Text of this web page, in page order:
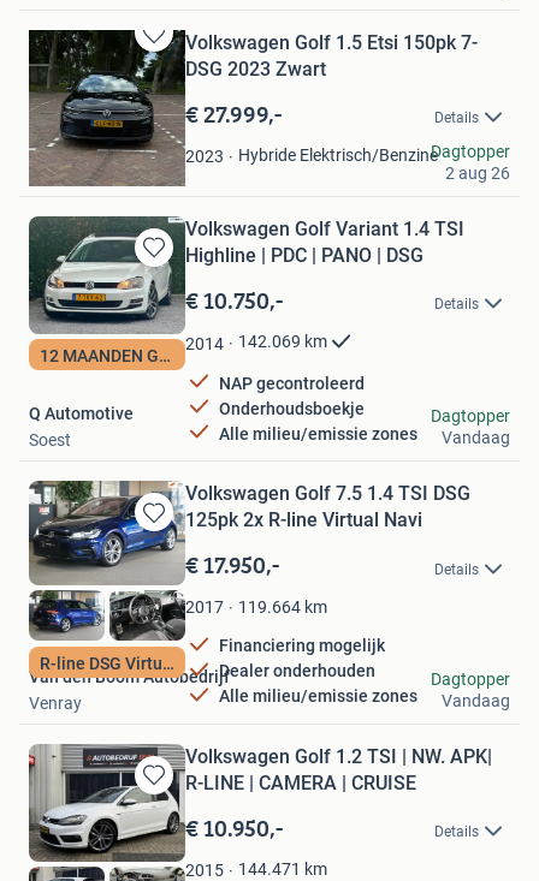
Bewaren
in
Mijn
Favorieten
Volkswagen Golf 1.5 Etsi 150pk 7-
DSG 2023 Zwart
€ 27.999,- Details
2023 Hybride Elektrisch/Benzine
Yusuf Demir
Amsterdam
Dagtopper
2 aug 26
Bewaren
in
Mijn
Favorieten
12 MAANDEN GARANTY
Volkswagen Golf Variant 1.4 TSI
Highline | PDC | PANO | DSG
€ 10.750,- Details
2014 142.069 km
NAP gecontroleerd
Onderhoudsboekje
Alle milieu/emissie zones
Q Automotive
Soest
Dagtopper
Vandaag
Bewaren
in
Favorieten
R-line DSG Virtual
Volkswagen Golf 7.5 1.4 TSI DSG
125pk 2x R-line Virtual Navi
€ 17.950,- Details
2017 119.664 km
Financiering mogelijk
Dealer onderhouden
Alle milieu/emissie zones
Van den Boom Autobedrijf
Venray
Dagtopper
Vandaag
Bewaren
in
Mijn
Favorieten
Volkswagen Golf 1.2 TSI | NW. APK|
R-LINE | CAMERA | CRUISE
€ 10.950,- Details
2015 144.471 km